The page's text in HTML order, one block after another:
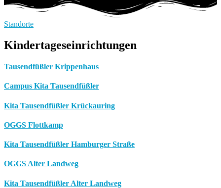
Standorte
Kindertageseinrichtungen
Tausendfüßler Krippenhaus
Campus Kita Tausendfüßler
Kita Tausendfüßler Krückauring
OGGS Flottkamp
Kita Tausendfüßler Hamburger Straße
OGGS Alter Landweg
Kita Tausendfüßler Alter Landweg